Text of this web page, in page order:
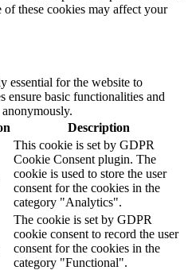
these cookies may affect your
essential for the website to
ensure basic functionalities and
Description
This cookie is set by GDPR
Cookie Consent plugin. The
cookie is used to store the user
consent for the cookies in the
category "Analytics".
The cookie is set by GDPR
cookie consent to record the user
consent for the cookies in the
category "Functional".